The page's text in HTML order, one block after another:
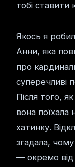
тобі ставити
Якось я
Анни, яка
про
суперечливі
Після того,
вона поїхала
хатинку.
згадала,
— окремо від